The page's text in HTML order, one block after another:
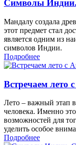
Символы
Мандалу создала
этот предмет стал
является одним из
символов Индии.
Подробнее
Встречаем лето
Лето – важный этап
человека. Именно
возможностей для
уделить особое
Подробнее